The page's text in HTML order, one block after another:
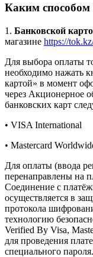
Каким способом
1. Банковской
магазине https://
Для выбора оплаты
необходимо нажать
картой» в момент
через Акционерное
банковских карт
• VISA International
• Mastercard
Для оплаты (ввода
перенаправлены на
Соединение с
осуществляется в
протокола
технологию
Verified By Visa,
для проведения
специального пароля.